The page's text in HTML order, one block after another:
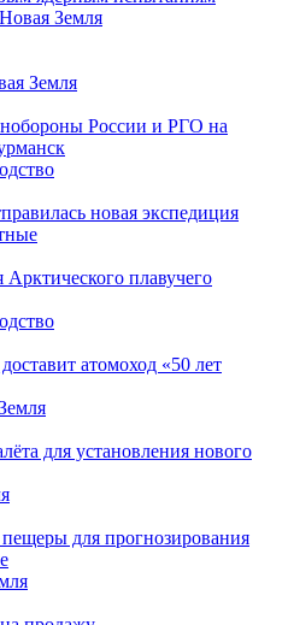
Земля
Земля
России и РГО на
новая экспедиция
плавучего
атомоход «50 лет
для установления нового
для прогнозирования